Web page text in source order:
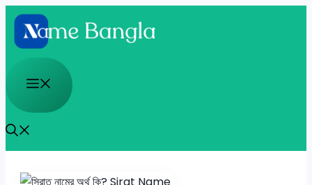
Skip
content
Menu